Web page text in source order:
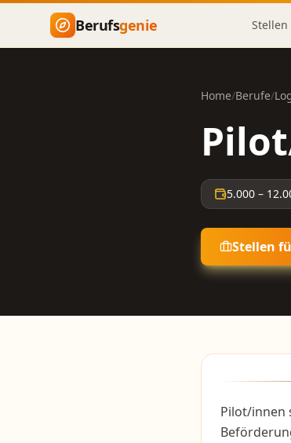
Zum Hauptinhalt springen
Berufsgenie Stellen
Home/Berufe/
5.000 –
Stellen
Pilot/innen